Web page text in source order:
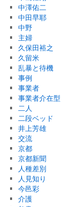
中澤佑二
中田早耶
中野
主婦
久保田裕之
久留米
乱暴と待機
事例
事業者
事業者介在型
二人
二段ベッド
井上芳雄
交流
京都
京都新聞
人種差別
人見知り
今邑彩
介護